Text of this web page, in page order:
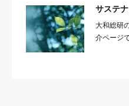
サステ
大和総研
介ページ